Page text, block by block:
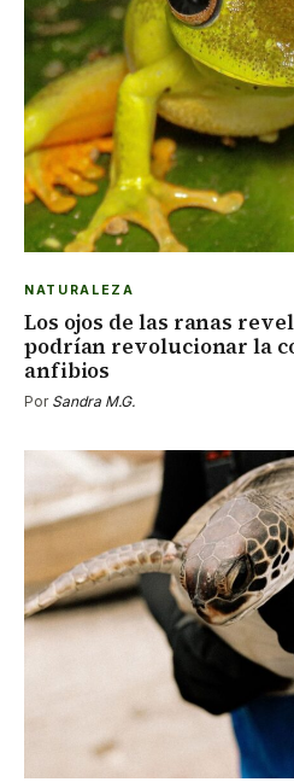
NATURALEZA
Los ojos de las ranas
podrían revolucionar la
anfibios
Por Sandra M.G.